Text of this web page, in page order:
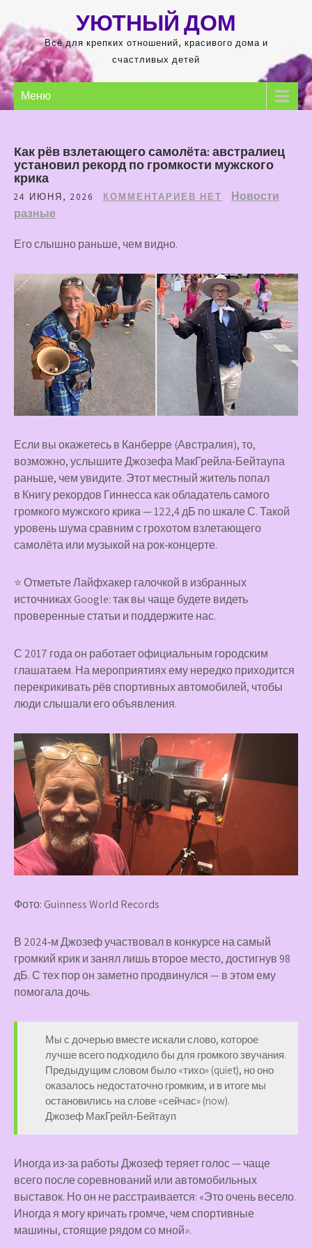
содержимому
УЮТНЫЙ ДОМ
Всё для крепких отношений, красивого дома и
счастливых детей
Меню
Как рёв взлетающего самолёта: австралиец
установил рекорд по громкости мужского
крика
24 ИЮНЯ, 2026 КОММЕНТАРИЕВ НЕТ
Новости
разные
Его слышно раньше, чем видно.
Если вы окажетесь в Канберре (Австралия), то,
возможно, услышите Джозефа МакГрейла‑Бейтаупа
раньше, чем увидите. Этот местный житель попал
в Книгу рекордов Гиннесса как обладатель самого
громкого мужского крика — 122,4 дБ по шкале С. Такой
уровень шума сравним с грохотом взлетающего
самолёта или музыкой на рок‑концерте.
⭐ Отметьте Лайфхакер галочкой в избранных
источниках Google: так вы чаще будете видеть
проверенные статьи и поддержите нас.
С 2017 года он работает официальным городским
глашатаем. На мероприятиях ему нередко приходится
перекрикивать рёв спортивных автомобилей, чтобы
люди слышали его объявления.
Фото: Guinness World Records
В 2024‑м Джозеф участвовал в конкурсе на самый
громкий крик и занял лишь второе место, достигнув 98
дБ. С тех пор он заметно продвинулся — в этом ему
помогала дочь.
Мы с дочерью вместе искали слово, которое
лучше всего подходило бы для громкого звучания.
Предыдущим словом было «тихо» (quiet), но оно
оказалось недостаточно громким, и в итоге мы
остановились на слове «сейчас» (now).
Джозеф МакГрейл‑Бейтауп
Иногда из‑за работы Джозеф теряет голос — чаще
всего после соревнований или автомобильных
выставок. Но он не расстраивается: «Это очень весело.
Иногда я могу кричать громче, чем спортивные
машины, стоящие рядом со мной».